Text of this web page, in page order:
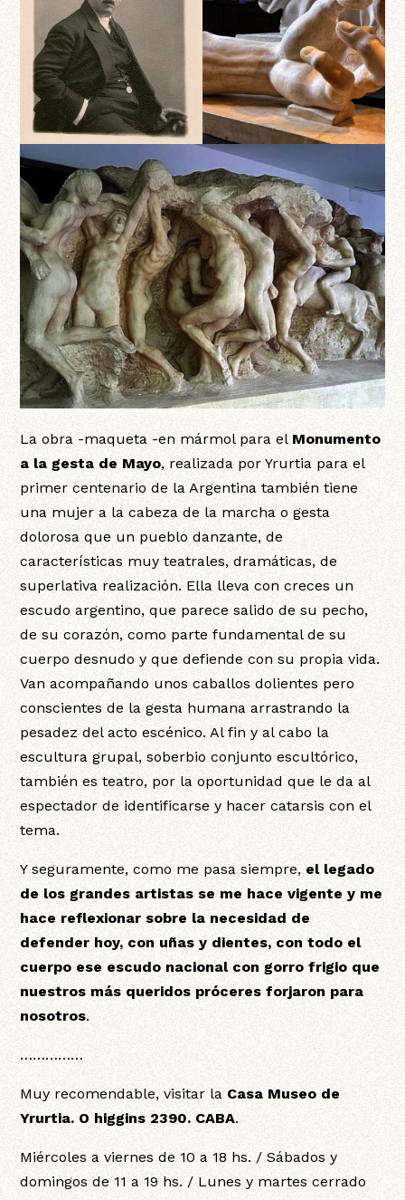
La obra -maqueta -en mármol para el Monumento
a la gesta de Mayo, realizada por Yrurtia para el
primer centenario de la Argentina también tiene
una mujer a la cabeza de la marcha o gesta
dolorosa que un pueblo danzante, de
características muy teatrales, dramáticas, de
superlativa realización. Ella lleva con creces un
escudo argentino, que parece salido de su pecho,
de su corazón, como parte fundamental de su
cuerpo desnudo y que defiende con su propia vida.
Van acompañando unos caballos dolientes pero
conscientes de la gesta humana arrastrando la
pesadez del acto escénico. Al fin y al cabo la
escultura grupal, soberbio conjunto escultórico,
también es teatro, por la oportunidad que le da al
espectador de identificarse y hacer catarsis con el
tema.
Y seguramente, como me pasa siempre, el legado
de los grandes artistas se me hace vigente y me
hace reflexionar sobre la necesidad de
defender hoy, con uñas y dientes, con todo el
cuerpo ese escudo nacional con gorro frigio que
nuestros más queridos próceres forjaron para
nosotros.
……………
Muy recomendable, visitar la Casa Museo de
Yrurtia. O higgins 2390. CABA.
Miércoles a viernes de 10 a 18 hs. / Sábados y
domingos de 11 a 19 hs. / Lunes y martes cerrado